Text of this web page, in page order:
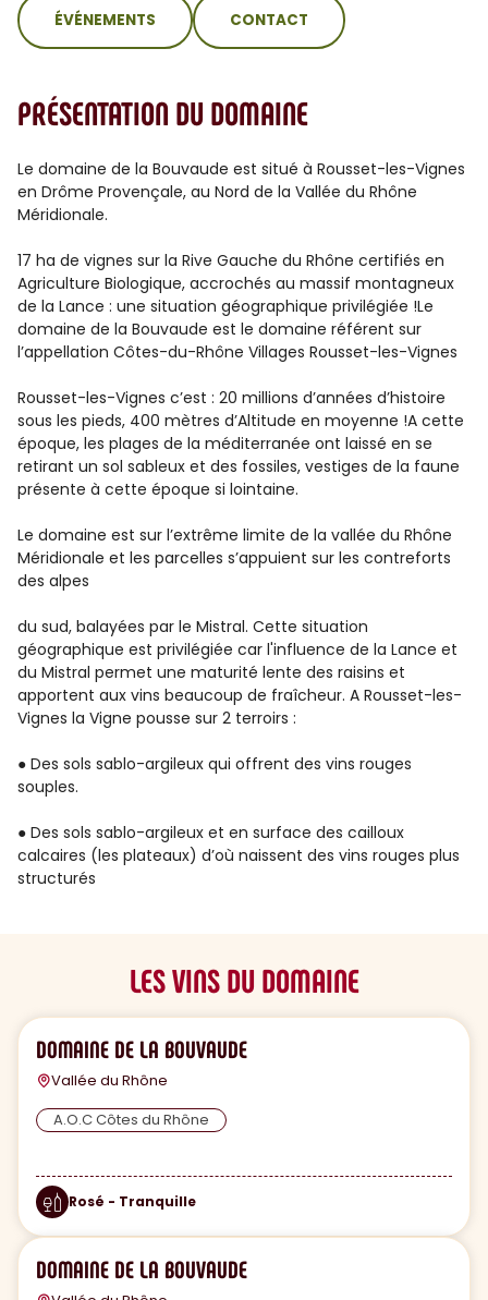
ÉVÉNEMENTS CONTACT
PRÉSENTATION DU DOMAINE
Le domaine de la Bouvaude est situé à Rousset-les-Vignes
en Drôme Provençale, au Nord de la Vallée du Rhône
Méridionale.
17 ha de vignes sur la Rive Gauche du Rhône certifiés en
Agriculture Biologique, accrochés au massif montagneux
de la Lance : une situation géographique privilégiée !Le
domaine de la Bouvaude est le domaine référent sur
l’appellation Côtes-du-Rhône Villages Rousset-les-Vignes
Rousset-les-Vignes c’est : 20 millions d’années d’histoire
sous les pieds, 400 mètres d’Altitude en moyenne !A cette
époque, les plages de la méditerranée ont laissé en se
retirant un sol sableux et des fossiles, vestiges de la faune
présente à cette époque si lointaine.
Le domaine est sur l’extrême limite de la vallée du Rhône
Méridionale et les parcelles s’appuient sur les contreforts
des alpes
du sud, balayées par le Mistral. Cette situation
géographique est privilégiée car l'influence de la Lance et
du Mistral permet une maturité lente des raisins et
apportent aux vins beaucoup de fraîcheur. A Rousset-les-
Vignes la Vigne pousse sur 2 terroirs :
● Des sols sablo-argileux qui offrent des vins rouges
souples.
● Des sols sablo-argileux et en surface des cailloux
calcaires (les plateaux) d’où naissent des vins rouges plus
structurés
LES VINS DU DOMAINE
DOMAINE DE LA BOUVAUDE
Vallée du Rhône
A.O.C Côtes du Rhône
Rosé - Tranquille
DOMAINE DE LA BOUVAUDE